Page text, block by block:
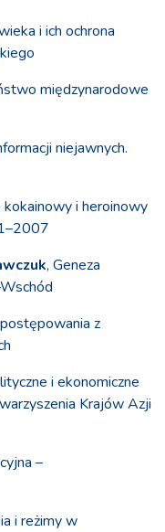
i ich ochrona
międzynarodowe
niejawnych.
kokainowy i heroinowy
, Geneza
z
i ekonomiczne
Krajów Azji
–
i reżimy w